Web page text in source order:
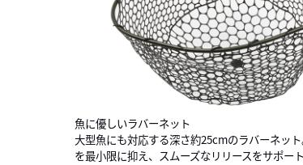
魚に優しいラバーネット
大型魚にも対応する深さ約25cmのラバーネッ
を最小限に抑え、スムーズなリリースをサポート